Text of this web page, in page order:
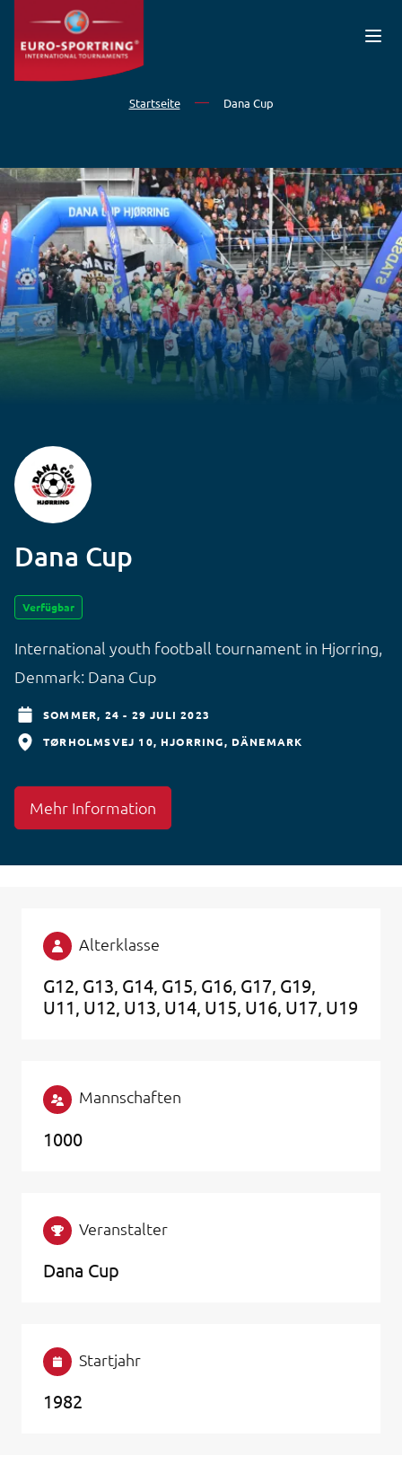
Direkt zum Inhalt
Startseite Dana Cup
Dana Cup
Verfügbar
International youth football tournament in Hjorring,
Denmark: Dana Cup
SOMMER, 24 - 29 JULI 2023
TØRHOLMSVEJ 10
HJORRING DÄNEMARK
Mehr Information
Alterklasse
G12 G13 G14 G15 G16 G17 G19
U11 U12 U13 U14 U15 U16 U17 U19
Mannschaften
1000
Veranstalter
Dana Cup
Startjahr
1982